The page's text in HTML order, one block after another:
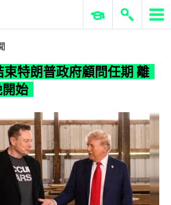
ERP 與商業 AI
特朗普政府顧問任期 離
始